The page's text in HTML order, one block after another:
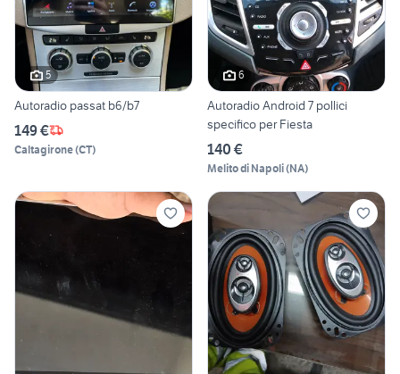
5
Autoradio passat b6/b7
149 €
Caltagirone(CT)
6
Autoradio Android 7 pollici
specifico per Fiesta
140 €
Melito di Napoli(NA)